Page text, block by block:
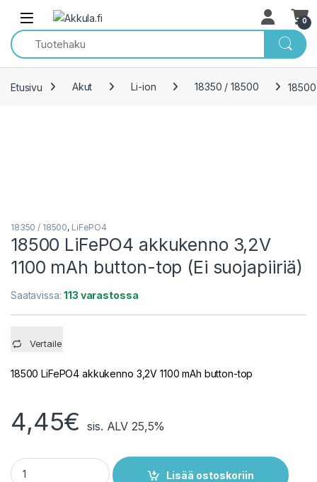
Skip to navigation
Skip to content
Open 0
Etusivu Akut Li-ion 18350 / 18500
18350 / 18500, LiFePO4
18500 LiFePO4 akkukenno 3,2V
1100 mAh button-top (Ei suojapiiriä)
Saatavissa:113 varastossa
Vertaile
18500 LiFePO4 akkukenno 3,2V 1100 mAh button-top
4,45€ sis. ALV 25,5%
18500 LiFePO4 akkukenno 3,2V 1100 mAh button-top (Ei
Lisää ostoskoriin